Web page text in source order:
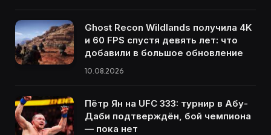
Ghost Recon Wildlands получила 4K
и 60 FPS спустя девять лет: что
добавили в большое обновление
10.08.2026
Пётр Ян на UFC 333: турнир в Абу-
Даби подтверждён, бой чемпиона
— пока нет